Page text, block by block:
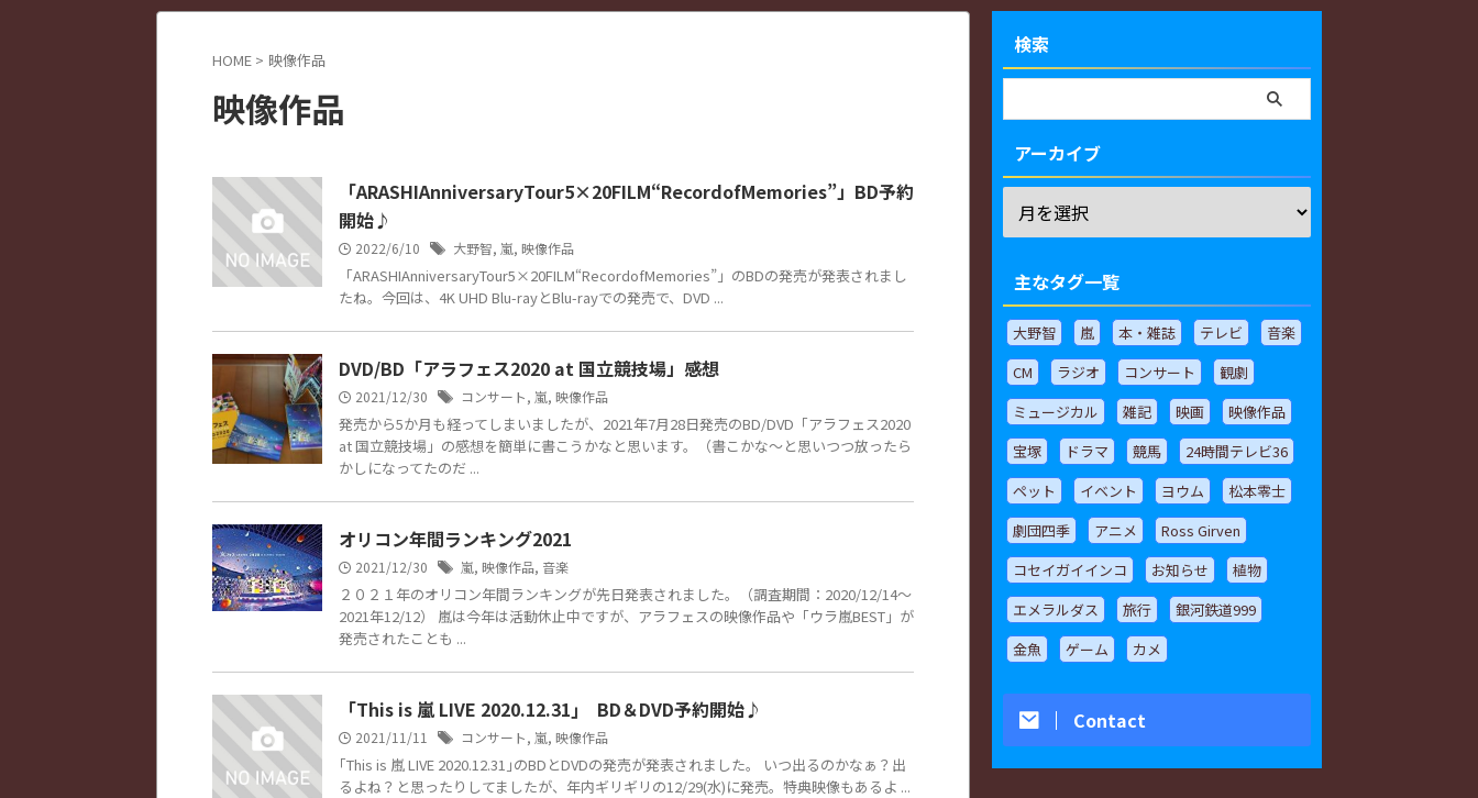
HOME > 映像作品
映像作品
「ARASHIAnniversaryTour5×20FILM“RecordofMemories”」BD予約
開始♪
2022/6/10 大野智, 嵐, 映像作品
「ARASHIAnniversaryTour5×20FILM“RecordofMemories”」のBDの発売が発表されまし
たね。今回は、4K UHD Blu-rayとBlu-rayでの発売で、DVD ...
DVD/BD「アラフェス2020 at 国立競技場」感想
2021/12/30 コンサート, 嵐, 映像作品
発売から5か月も経ってしまいましたが、2021年7月28日発売のBD/DVD「アラフェス2020
at 国立競技場」の感想を簡単に書こうかなと思います。（書こかな～と思いつつ放ったら
かしになってたのだ ...
オリコン年間ランキング2021
2021/12/30 嵐, 映像作品, 音楽
２０２１年のオリコン年間ランキングが先日発表されました。（調査期間：2020/12/14～
2021年12/12） 嵐は今年は活動休止中ですが、アラフェスの映像作品や「ウラ嵐BEST」が
発売されたことも ...
「This is 嵐 LIVE 2020.12.31｣ BD＆DVD予約開始♪
2021/11/11 コンサート, 嵐, 映像作品
｢This is 嵐 LIVE 2020.12.31｣のBDとDVDの発売が発表されました。 いつ出るのかなぁ？出
るよね？と思ったりしてましたが、年内ギリギリの12/29(水)に発売。特典映像もあるよ ...
検索
アーカイブ
主なタグ一覧
大野智 嵐 本・雑誌 テレビ
音楽
CM
ラジオ コンサート
観劇
ミュージカル
雑記 映画
映像作品
宝塚
ドラマ 競馬
24時間テレビ36
ペット
イベント ヨウム
松本零士
劇団四季
アニメ
Ross Girven
コセイガイインコ
お知らせ
植物
エメラルダス
旅行
銀河鉄道999
金魚
ゲーム カメ
Contact